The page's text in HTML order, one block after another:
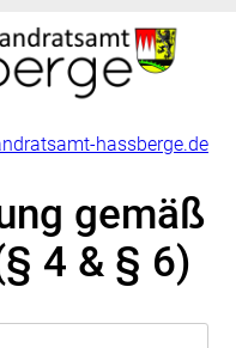
hassberge.de
gemäß
4 & § 6)